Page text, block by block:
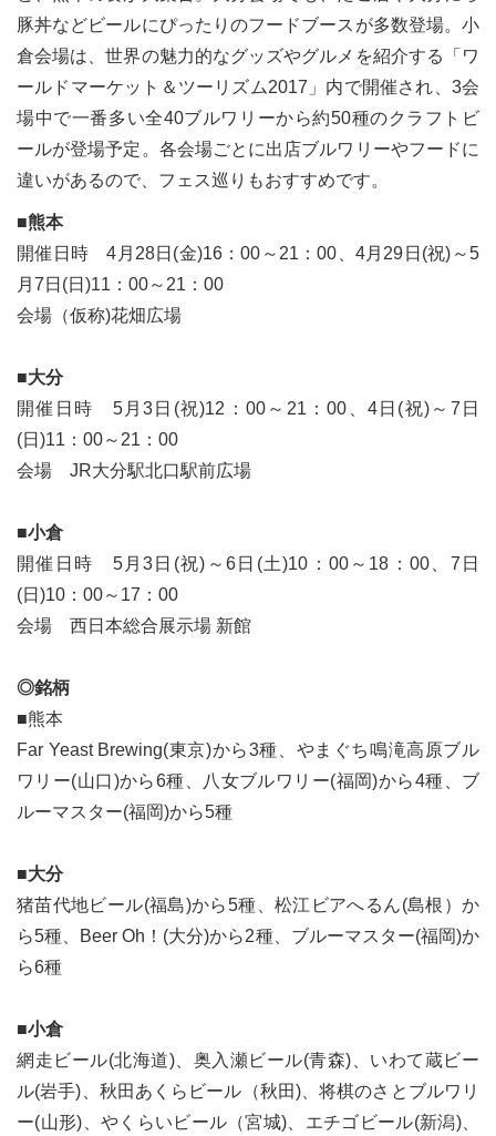
豚丼などビールにぴったりのフードブースが多数登場。小
倉会場は、世界の魅力的なグッズやグルメを紹介する「ワ
ールドマーケット＆ツーリズム2017」内で開催され、3会
場中で一番多い全40ブルワリーから約50種のクラフトビ
ールが登場予定。各会場ごとに出店ブルワリーやフードに
違いがあるので、フェス巡りもおすすめです。
■熊本
開催日時 4月28日(金)16：00～21：00、4月29日(祝)～5
月7日(日)11：00～21：00
会場（仮称)花畑広場
■大分
開催日時 5月3日(祝)12：00～21：00、4日(祝)～7日
(日)11：00～21：00
会場 JR大分駅北口駅前広場
■小倉
開催日時 5月3日(祝)～6日(土)10：00～18：00、7日
(日)10：00～17：00
会場 西日本総合展示場 新館
◎銘柄
■熊本
Far Yeast Brewing(東京)から3種、やまぐち鳴滝高原ブル
ワリー(山口)から6種、八女ブルワリー(福岡)から4種、ブ
ルーマスター(福岡)から5種
■大分
猪苗代地ビール(福島)から5種、松江ビアへるん(島根）か
ら5種、Beer Oh！(大分)から2種、ブルーマスター(福岡)か
ら6種
■小倉
網走ビール(北海道)、奥入瀬ビール(青森)、いわて蔵ビー
ル(岩手)、秋田あくらビール（秋田)、将棋のさとブルワリ
ー(山形)、やくらいビール（宮城)、エチゴビール(新潟)、